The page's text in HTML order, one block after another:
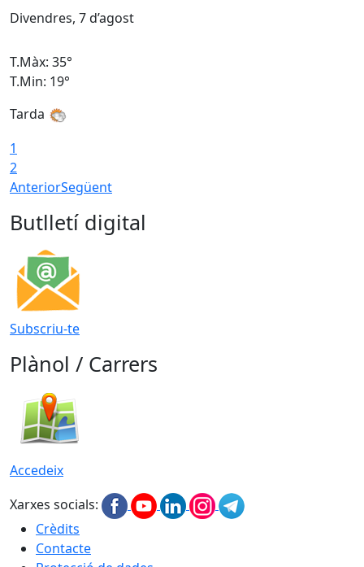
Divendres, 7 d’agost
T.Màx: 35°
T.Min: 19°
Tarda
1
2
AnteriorSegüent
Butlletí digital
Subscriu-te
Plànol / Carrers
Accedeix
Xarxes socials:
Crèdits
Contacte